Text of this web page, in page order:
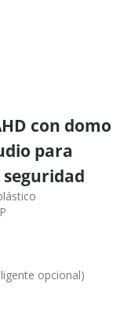
con domo
para
opcional)